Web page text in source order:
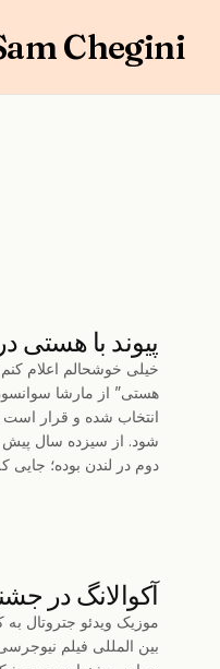
Chegini
پیوند با هستی
خیلی خوشحالم اعلام
هستی” از مارشا
انتخاب شده و قرار است
شود. از سیزده سال پیش
دوم در لندن بوده؛ جایی
آکوالانگ در
موزیک ویدئو جتروتال